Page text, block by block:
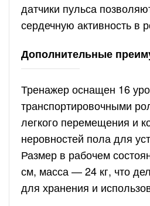
датчики пульса
сердечную активность в
Дополнительные
Тренажер оснащен 16
транспортировочными
легкого перемещения и
неровностей пола для
Размер в рабочем
см, масса — 24 кг, что
для хранения и